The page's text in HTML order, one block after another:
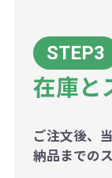
在庫と
ご注文後、
納品までの